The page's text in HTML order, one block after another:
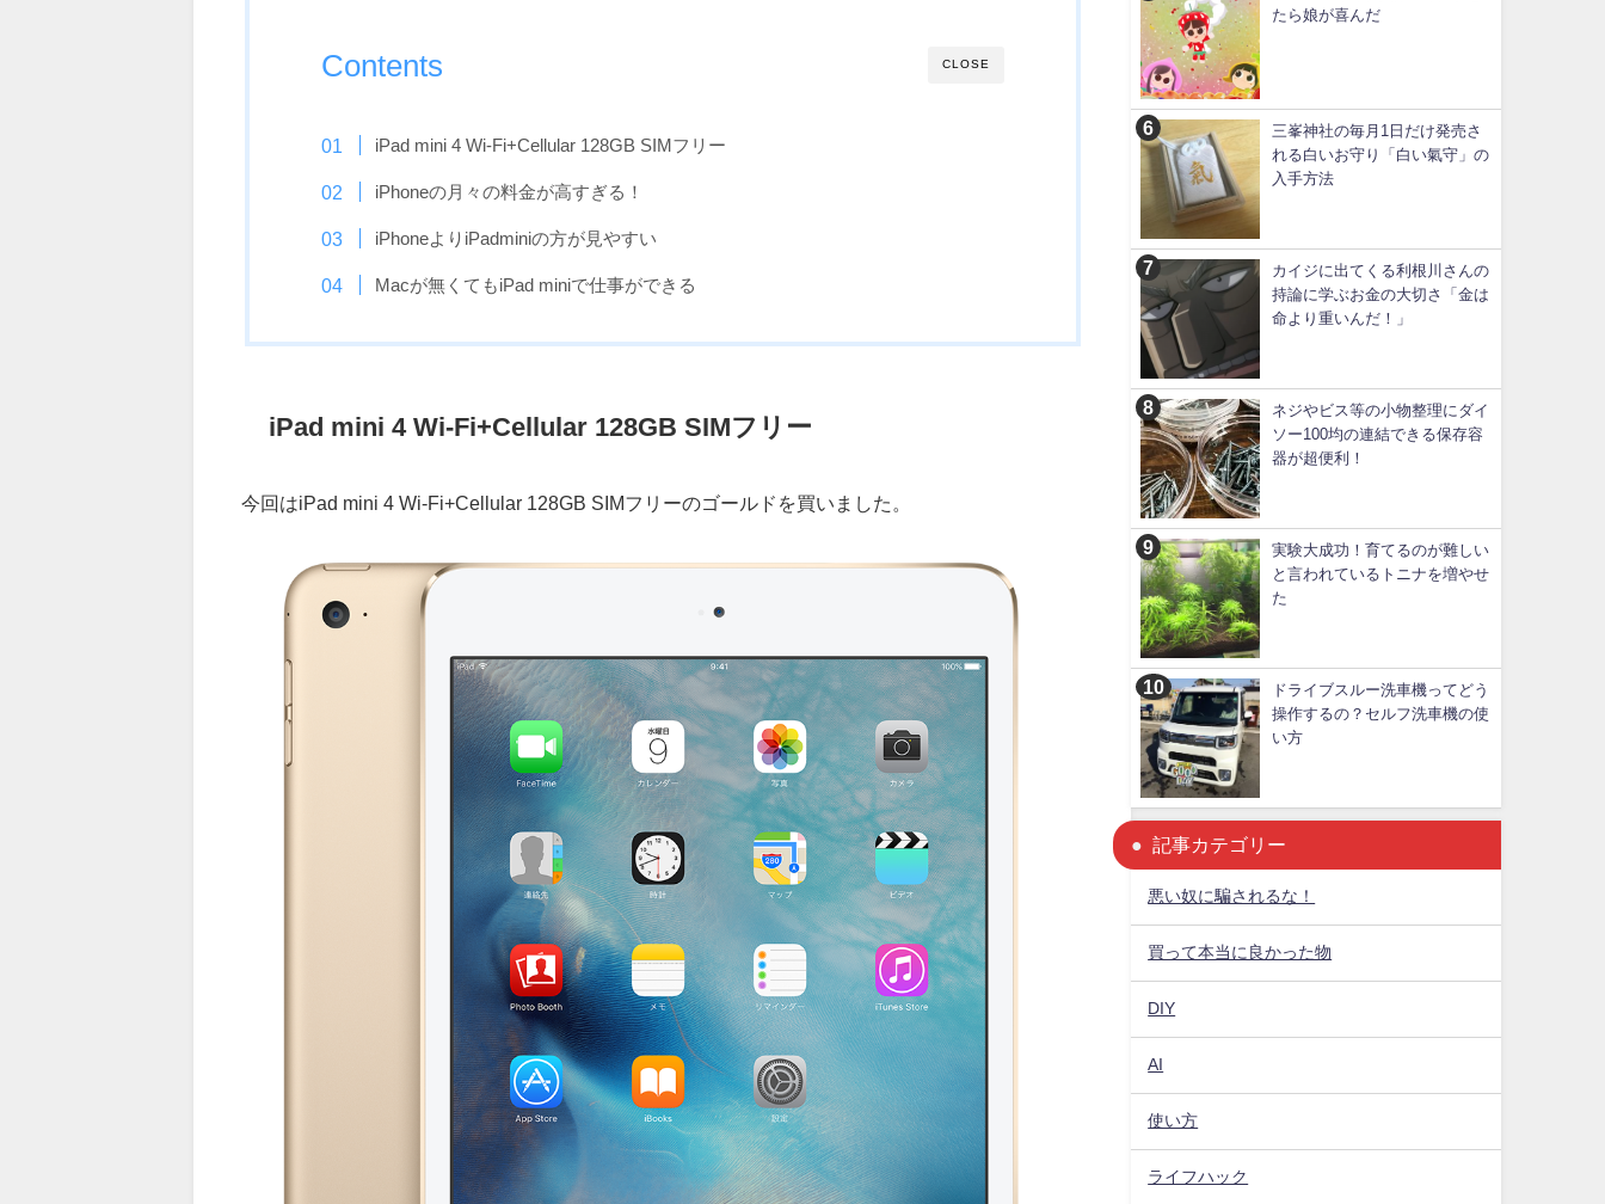
CLOSE
Contents
iPad mini 4 Wi-Fi+Cellular 128GB SIMフリー
iPhoneの月々の料金が高すぎる！
iPhoneよりiPadminiの方が見やすい
Macが無くてもiPad miniで仕事ができる
iPad mini 4 Wi-Fi+Cellular 128GB SIMフリー
今回はiPad mini 4 Wi-Fi+Cellular 128GB SIMフリーのゴールドを買いました。
たら娘が喜んだ
三峯神社の毎月1日だけ発売さ
れる白いお守り「白い氣守」の
入手方法
カイジに出てくる利根川さんの
持論に学ぶお金の大切さ「金は
命より重いんだ！」
ネジやビス等の小物整理にダイ
ソー100均の連結できる保存容
器が超便利！
実験大成功！育てるのが難しい
と言われているトニナを増やせ
た
ドライブスルー洗車機ってどう
操作するの？セルフ洗車機の使
い方
記事カテゴリー
悪い奴に騙されるな！
買って本当に良かった物
DIY
AI
使い方
ライフハック